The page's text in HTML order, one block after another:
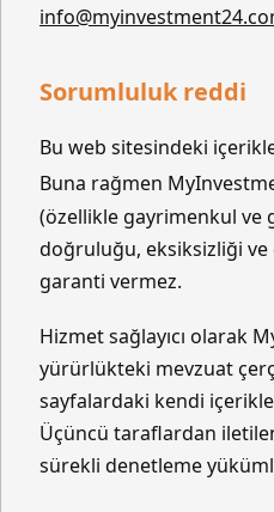
Sorumluluk reddi
Bu web sitesindeki
Buna rağmen
(özellikle gayrimenkul ve
doğruluğu, eksiksizliği
garanti vermez.
Hizmet sağlayıcı olarak
yürürlükteki mevzuat
sayfalardaki kendi
Üçüncü taraflardan
sürekli denetleme